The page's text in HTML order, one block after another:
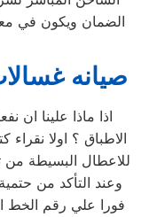
صيانه
اذا ماذا علينا
الاطباق ؟ اولا نقراء
للاعطال البسيطة من
وعند التأكد من
فورا علي رقم الخط